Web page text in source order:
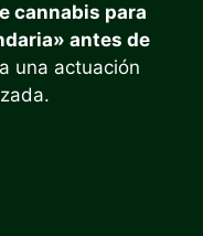
cannabis para
antes de
una actuación